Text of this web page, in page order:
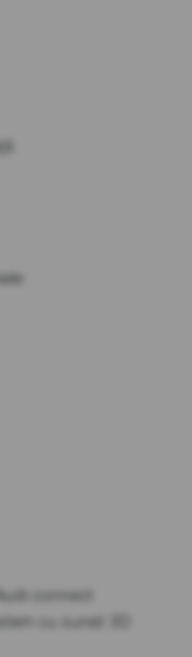
connect
cu sunet 3D